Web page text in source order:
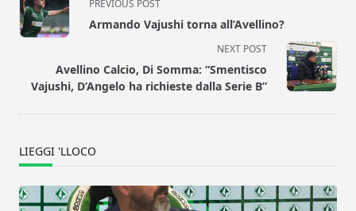
class="nav-
subtitle
reader-
text">Page</span>
PREVIOUS POST
Armando Vajushi torna all’Avellino?
NEXT POST
Avellino Calcio, Di Somma: “Smentisco
Vajushi, D’Angelo ha richieste dalla Serie B”
LIEGGI 'LLOCO